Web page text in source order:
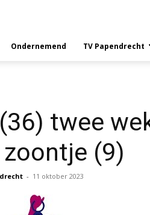
Ondernemend TV Papendrecht
twee
(9)
- 11 oktober 2023